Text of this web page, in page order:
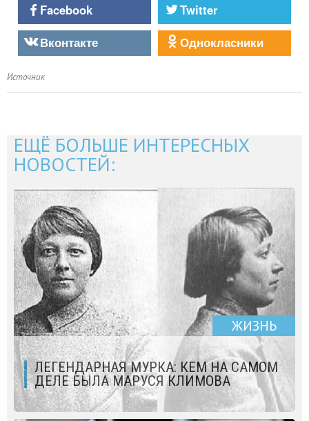
Facebook
Twitter
Вконтакте
Однокласники
Источник
ЕЩЁ БОЛЬШЕ ИНТЕРЕСНЫХ
НОВОСТЕЙ:
ЖИЗНЬ
ЛЕГЕНДАРНАЯ МУРКА: КЕМ НА САМОМ
ДЕЛЕ БЫЛА МАРУСЯ КЛИМОВА